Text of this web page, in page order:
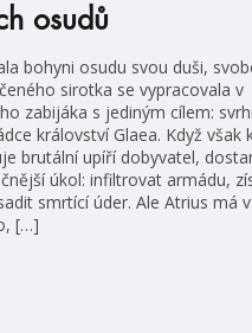
osudů
bohyni osudu svou duši,
sirotka se vypracovala v
zabijáka s jediným cílem:
království Glaea. Když však
brutální upíří dobyvatel,
úkol: infiltrovat armádu,
smrtící úder. Ale Atrius má
[…]